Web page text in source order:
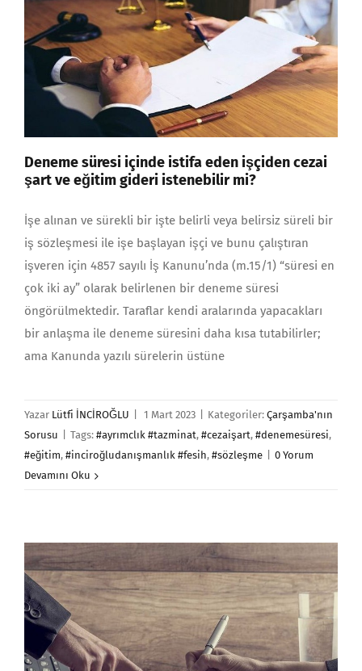
Deneme süresi içinde istifa eden işçiden cezai
şart ve eğitim gideri istenebilir mi?
İşe alınan ve sürekli bir işte belirli veya belirsiz süreli bir
iş sözleşmesi ile işe başlayan işçi ve bunu çalıştıran
işveren için 4857 sayılı İş Kanunu’nda (m.15/1) “süresi en
çok iki ay” olarak belirlenen bir deneme süresi
öngörülmektedir. Taraflar kendi aralarında yapacakları
bir anlaşma ile deneme süresini daha kısa tutabilirler;
ama Kanunda yazılı sürelerin üstüne
Yazar Lütfi İNCİROĞLU 1 Mart 2023 Kategoriler: Çarşamba'nın
Sorusu
Tags: #ayrımclık #tazminat, #cezaişart, #denemesüresi,
#eğitim, #inciroğludanışmanlık #fesih, #sözleşme
0 Yorum
Devamını Oku